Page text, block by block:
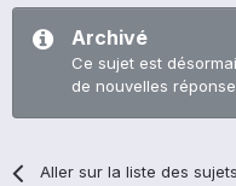
Archivé
Ce sujet est
de nouvelles
Aller sur la liste des sujets